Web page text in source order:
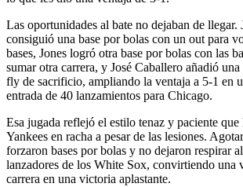
Las oportunidades al bate no dejaban de llegar.
consiguió una base por bolas con un out para
bases, Jones logró otra base por bolas con las
sumar otra carrera, y José Caballero añadió
fly de sacrificio, ampliando la ventaja a 5-1 en
entrada de 40 lanzamientos para Chicago.
Esa jugada reflejó el estilo tenaz y paciente
Yankees en racha a pesar de las lesiones.
forzaron bases por bolas y no dejaron respirar
lanzadores de los White Sox, convirtiendo una
carrera en una victoria aplastante.